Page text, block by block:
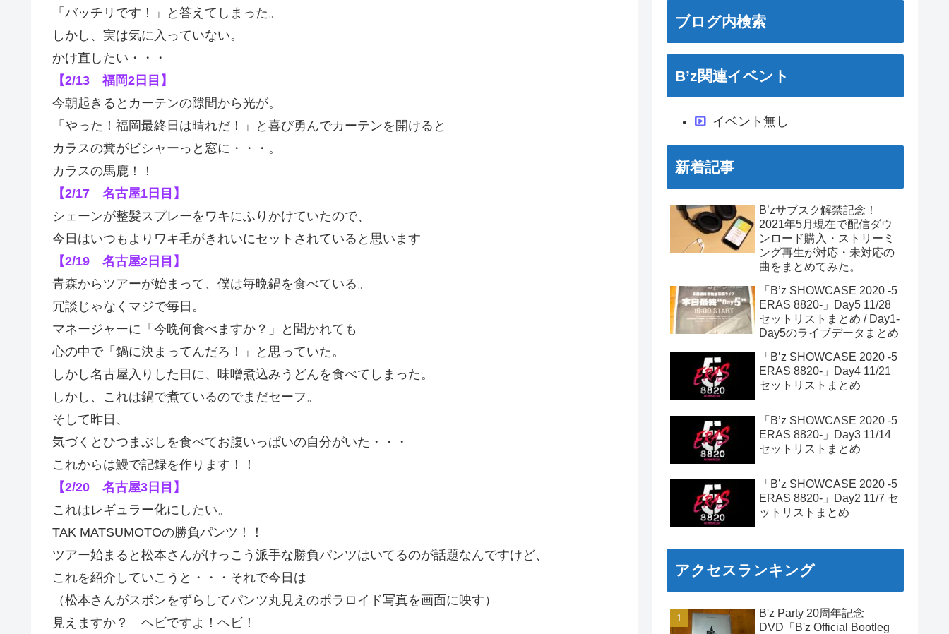
「バッチリです！」と答えてしまった。
しかし、実は気に入っていない。
かけ直したい・・・
【2/13 福岡2日目】
今朝起きるとカーテンの隙間から光が。
「やった！福岡最終日は晴れだ！」と喜び勇んでカーテンを開けると
カラスの糞がビシャーっと窓に・・・。
カラスの馬鹿！！
【2/17 名古屋1日目】
シェーンが整髪スプレーをワキにふりかけていたので、
今日はいつもよりワキ毛がきれいにセットされていると思います
【2/19 名古屋2日目】
青森からツアーが始まって、僕は毎晩鍋を食べている。
冗談じゃなくマジで毎日。
マネージャーに「今晩何食べますか？」と聞かれても
心の中で「鍋に決まってんだろ！」と思っていた。
しかし名古屋入りした日に、味噌煮込みうどんを食べてしまった。
しかし、これは鍋で煮ているのでまだセーフ。
そして昨日、
気づくとひつまぶしを食べてお腹いっぱいの自分がいた・・・
これからは鰻で記録を作ります！！
【2/20 名古屋3日目】
これはレギュラー化にしたい。
TAK MATSUMOTOの勝負パンツ！！
ツアー始まると松本さんがけっこう派手な勝負パンツはいてるのが話題なんですけど、
これを紹介していこうと・・・それで今日は
（松本さんがスボンをずらしてパンツ丸見えのポラロイド写真を画面に映す）
見えますか？ ヘビですよ！ヘビ！
ブログ内検索
B’z関連イベント
イベント無し
新着記事
B’zサブスク解禁記念！
2021年5月現在で配信ダウ
ンロード購入・ストリーミ
ング再生が対応・未対応の
曲をまとめてみた。
「B’z SHOWCASE 2020 -5
ERAS 8820-」Day5 11/28
セットリストまとめ / Day1-
Day5のライブデータまとめ
「B’z SHOWCASE 2020 -5
ERAS 8820-」Day4 11/21
セットリストまとめ
「B’z SHOWCASE 2020 -5
ERAS 8820-」Day3 11/14
セットリストまとめ
「B’z SHOWCASE 2020 -5
ERAS 8820-」Day2 11/7 セ
ットリストまとめ
アクセスランキング
B'z Party 20周年記念
DVD「B'z Official Bootleg